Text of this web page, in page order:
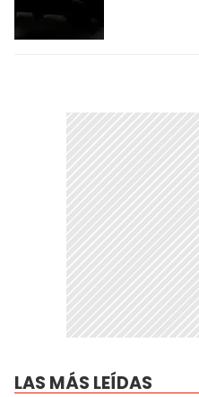
LAS MÁS LEÍDAS